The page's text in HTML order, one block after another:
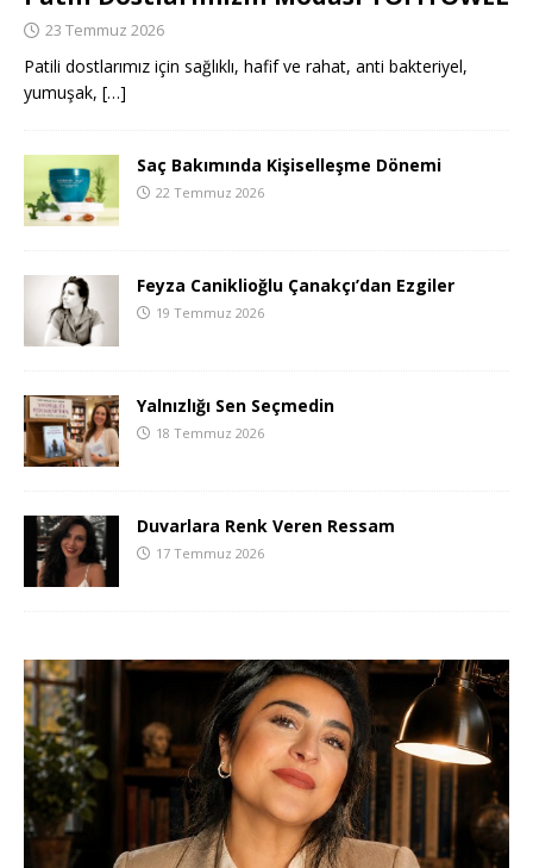
23 Temmuz 2026
Patili dostlarımız için sağlıklı, hafif ve rahat, anti bakteriyel,
yumuşak, […]
Saç Bakımında Kişiselleşme Dönemi
22 Temmuz 2026
Feyza Caniklioğlu Çanakçı’dan Ezgiler
19 Temmuz 2026
Yalnızlığı Sen Seçmedin
18 Temmuz 2026
Duvarlara Renk Veren Ressam
17 Temmuz 2026